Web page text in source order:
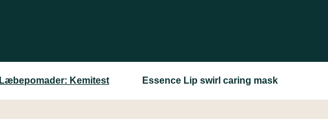
Læbepomader: Kemitest Essence Lip swirl caring mask